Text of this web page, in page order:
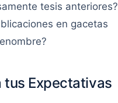
tesis anteriores?
en gacetas
tus Expectativas